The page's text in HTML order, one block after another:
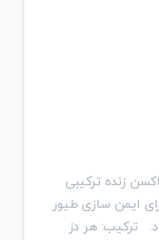
زنده ترکیبی
ایمن سازی طیور
ترکیب: هر دز